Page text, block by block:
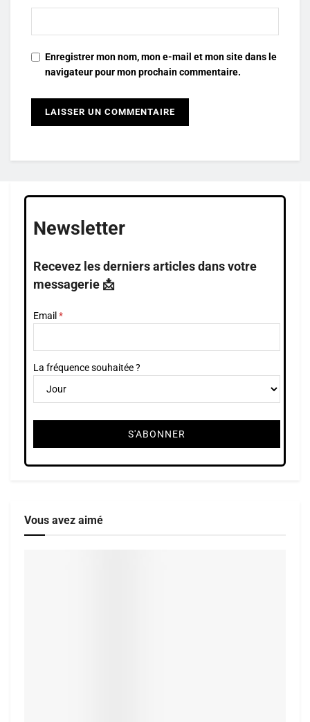
Enregistrer mon nom, mon e-mail et mon site dans le
navigateur pour mon prochain commentaire.
Newsletter
Recevez les derniers articles dans votre
messagerie 📩
Email
La fréquence souhaitée ?
Vous avez aimé